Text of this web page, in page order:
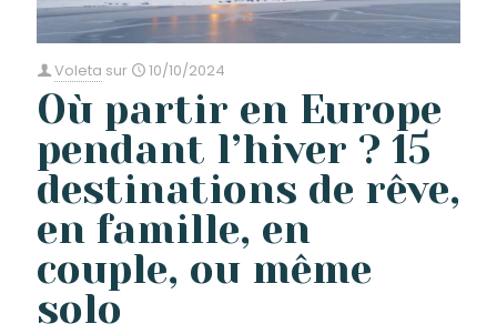
Voleta sur 10/10/2024
Où partir en Europe
pendant l’hiver ? 15
destinations de rêve,
en famille, en
couple, ou même
solo